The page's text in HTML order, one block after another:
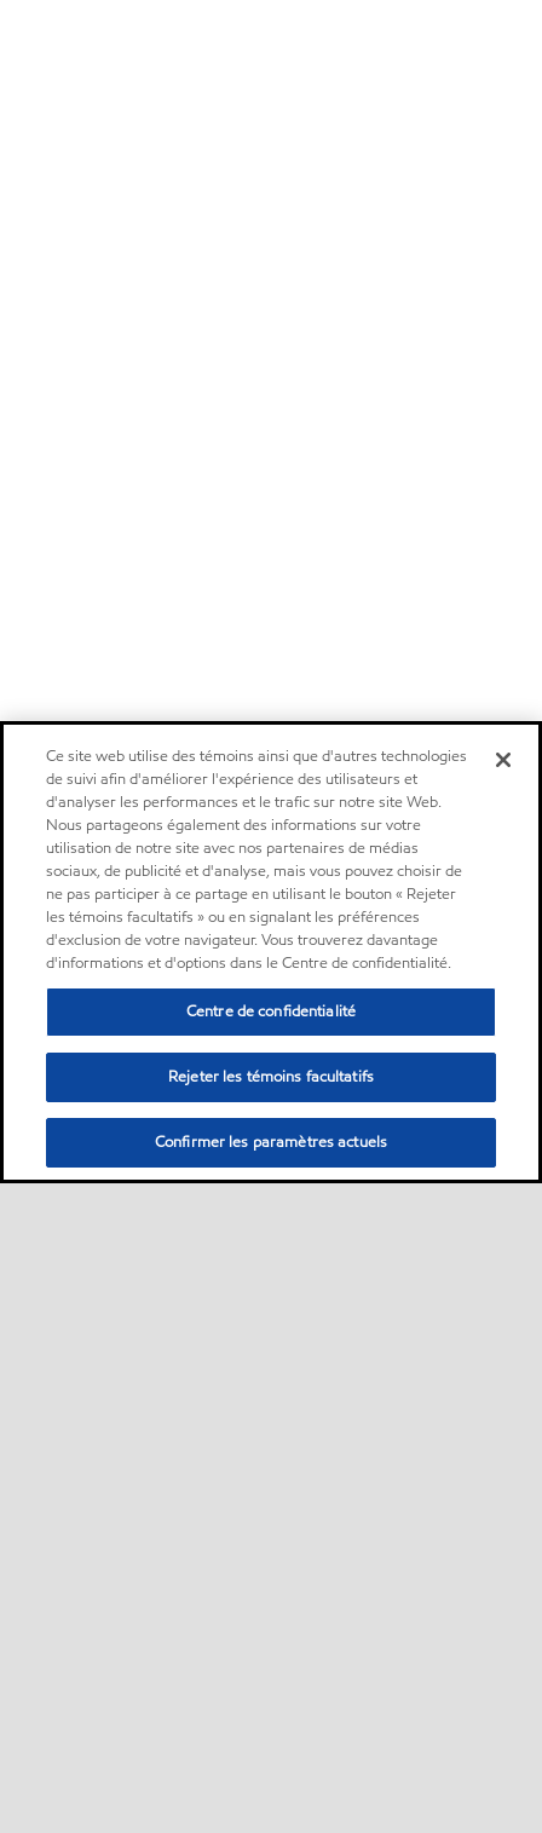
Ce site web utilise des témoins ainsi que d'autres technologies
de suivi afin d'améliorer l'expérience des utilisateurs et
d'analyser les performances et le trafic sur notre site Web.
Nous partageons également des informations sur votre
utilisation de notre site avec nos partenaires de médias
sociaux, de publicité et d'analyse, mais vous pouvez choisir de
ne pas participer à ce partage en utilisant le bouton « Rejeter
les témoins facultatifs » ou en signalant les préférences
d'exclusion de votre navigateur. Vous trouverez davantage
d'informations et d'options dans le Centre de confidentialité.
Centre de confidentialité
Rejeter les témoins facultatifs
Confirmer les paramètres actuels